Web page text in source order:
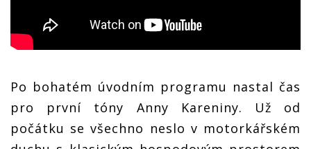
Po bohatém úvodním programu nastal čas
pro první tóny Anny Kareniny. Už od
počátku se všechno neslo v motorkářském